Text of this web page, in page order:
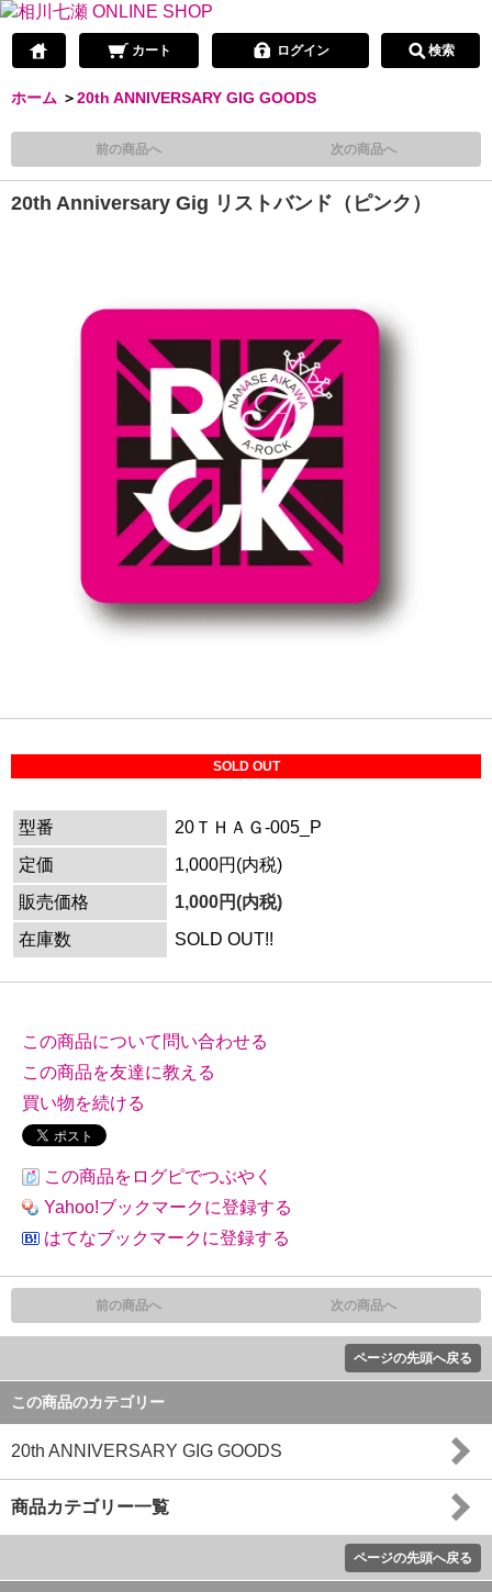
カート ログイン 検索
ホーム ＞20th ANNIVERSARY GIG GOODS
前の商品へ 次の商品へ
20th Anniversary Gig リストバンド（ピンク）
SOLD OUT
型番
20ＴＨＡＧ-005_P
定価
1,000円(内税)
販売価格
1,000円(内税)
在庫数
SOLD OUT!!
この商品について問い合わせる
この商品を友達に教える
買い物を続ける
この商品をログピでつぶやく
Yahoo!ブックマークに登録する
はてなブックマークに登録する
前の商品へ 次の商品へ
ページの先頭へ戻る
この商品のカテゴリー
20th ANNIVERSARY GIG GOODS
商品カテゴリー一覧
ページの先頭へ戻る